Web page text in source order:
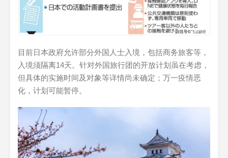
目前日本政府允许部分外国人士入境，包括商务旅客等，
入境须隔离14天。针对外国旅行团的开放计划虽在考虑，
但具体的实施时间及对象等详情尚未确定；万一疫情恶
化，计划可能暂停。